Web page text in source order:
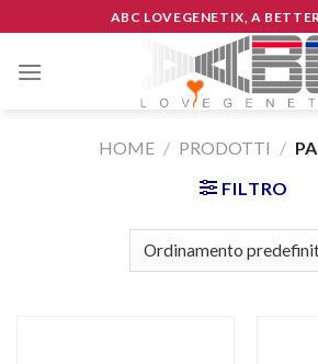
to
content
ABC LOVEGENETIX, A
HOME / PRODOTTI /
FILTRO